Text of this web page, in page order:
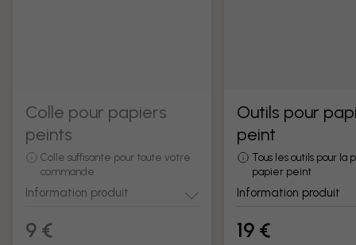
Colle pour papiers
peints
Colle suffisante pour toute votre
commande
Information produit
9 €
Outils pour
peint
Tous les outils pour la
papier peint
Information produit
19 €